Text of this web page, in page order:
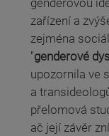
genderovou
zařízení a
zejména
"genderové
upozornila ve
a
přelomová
ač její závěr